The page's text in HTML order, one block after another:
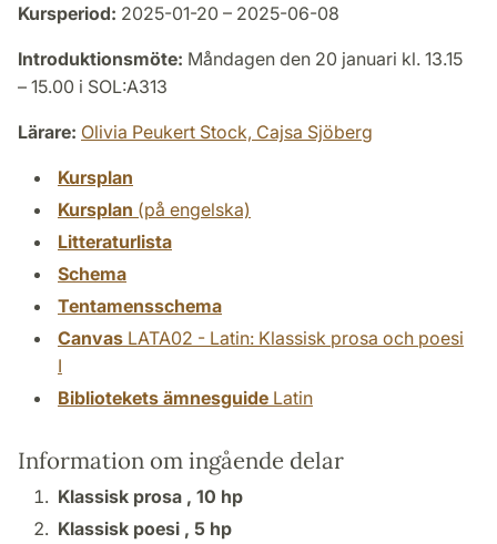
Kursperiod: 2025-01-20 – 2025-06-08
Introduktionsmöte: Måndagen den 20 januari kl. 13.15
– 15.00 i SOL:A313
Lärare: Olivia Peukert Stock, Cajsa Sjöberg
Kursplan
Kursplan (på engelska)
Litteraturlista
Schema
Tentamensschema
Canvas LATA02 - Latin: Klassisk prosa och poesi
I
Bibliotekets ämnesguide Latin
Information om ingående delar
Klassisk prosa , 10 hp
Klassisk poesi , 5 hp